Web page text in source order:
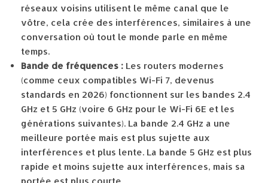
réseaux voisins utilisent le même canal que le
vôtre, cela crée des interférences, similaires à une
conversation où tout le monde parle en même
temps.
Bande de fréquences : Les routers modernes
(comme ceux compatibles Wi-Fi 7, devenus
standards en 2026) fonctionnent sur les bandes 2.4
GHz et 5 GHz (voire 6 GHz pour le Wi-Fi 6E et les
générations suivantes). La bande 2.4 GHz a une
meilleure portée mais est plus sujette aux
interférences et plus lente. La bande 5 GHz est plus
rapide et moins sujette aux interférences, mais sa